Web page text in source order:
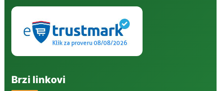
Brzi linkovi